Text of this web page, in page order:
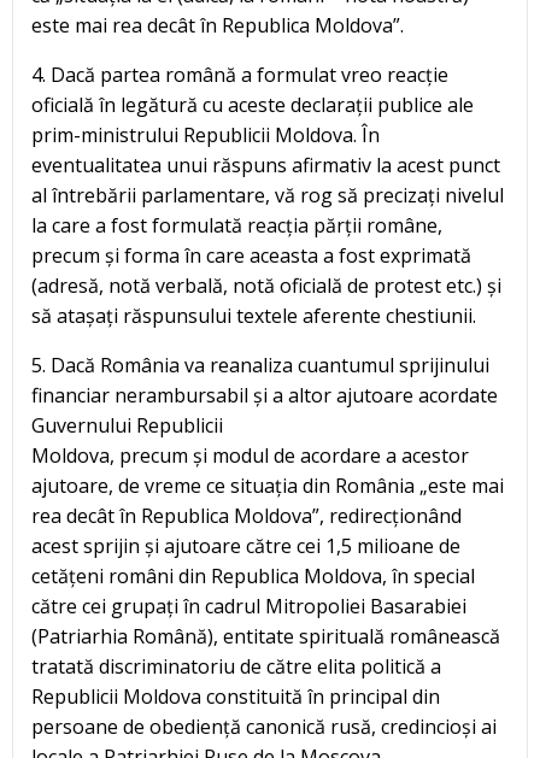
este mai rea decât în Republica Moldova”.
4. Dacă partea română a formulat vreo reacție
oficială în legătură cu aceste declarații publice ale
prim-ministrului Republicii Moldova. În
eventualitatea unui răspuns afirmativ la acest punct
al întrebării parlamentare, vă rog să precizați nivelul
la care a fost formulată reacția părții române,
precum și forma în care aceasta a fost exprimată
(adresă, notă verbală, notă oficială de protest etc.) și
să atașați răspunsului textele aferente chestiunii.
5. Dacă România va reanaliza cuantumul sprijinului
financiar nerambursabil și a altor ajutoare acordate
Guvernului Republicii
Moldova, precum și modul de acordare a acestor
ajutoare, de vreme ce situația din România „este mai
rea decât în Republica Moldova”, redirecționând
acest sprijin și ajutoare către cei 1,5 milioane de
cetățeni români din Republica Moldova, în special
către cei grupați în cadrul Mitropoliei Basarabiei
(Patriarhia Română), entitate spirituală românească
tratată discriminatoriu de către elita politică a
Republicii Moldova constituită în principal din
persoane de obediență canonică rusă, credincioși ai